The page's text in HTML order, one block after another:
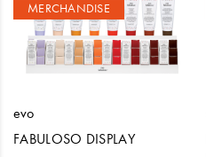
MERCHANDISE
evo
FABULOSO DISPLAY